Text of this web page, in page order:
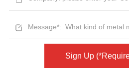
Sign Up